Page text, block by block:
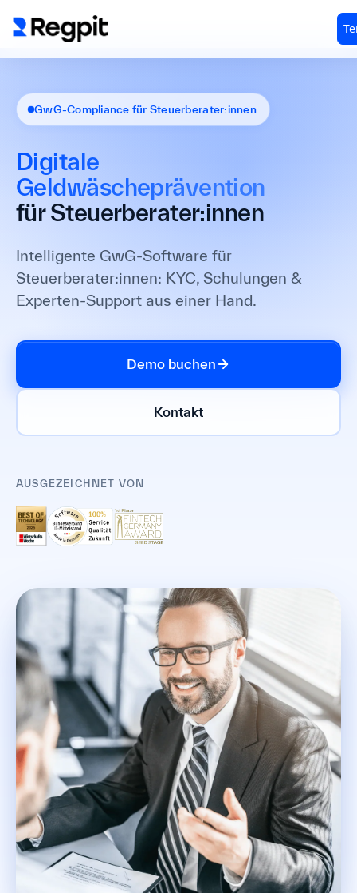
GwG-Compliance für Steuerberater:innen
Digitale
Geldwäscheprävention
für Steuerberater:innen
Intelligente GwG-Software für
Steuerberater:innen: KYC, Schulungen &
Experten-Support aus einer Hand.
Demo buchen
Kontakt
AUSGEZEICHNET VON